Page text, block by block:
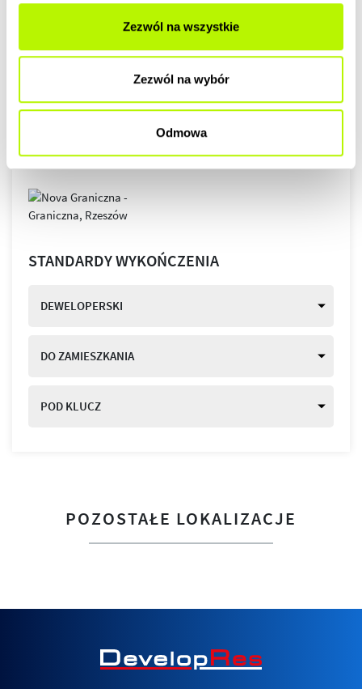
Zezwól na wszystkie
Zezwól na wybór
Odmowa
STANDARDY WYKOŃCZENIA
DEWELOPERSKI
DO ZAMIESZKANIA
POD KLUCZ
POZOSTAŁE LOKALIZACJE